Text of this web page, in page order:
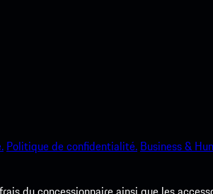
Politique de confidentialité. Business &